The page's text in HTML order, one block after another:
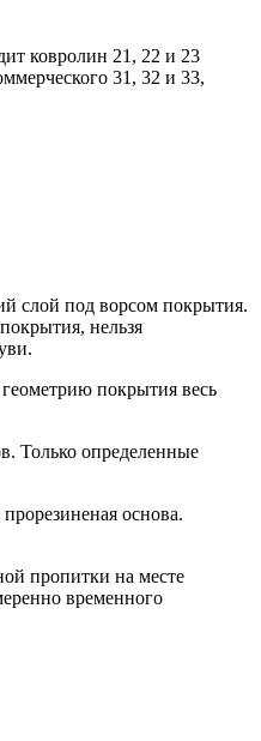
ковролин 21, 22 и 23
31, 32 и 33,
слой под ворсом покрытия.
нельзя
покрытия весь
Только определенные
основа.
пропитки на месте
временного